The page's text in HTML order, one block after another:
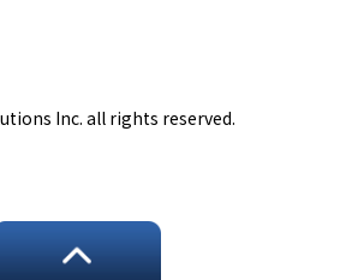
Inc. all rights reserved.